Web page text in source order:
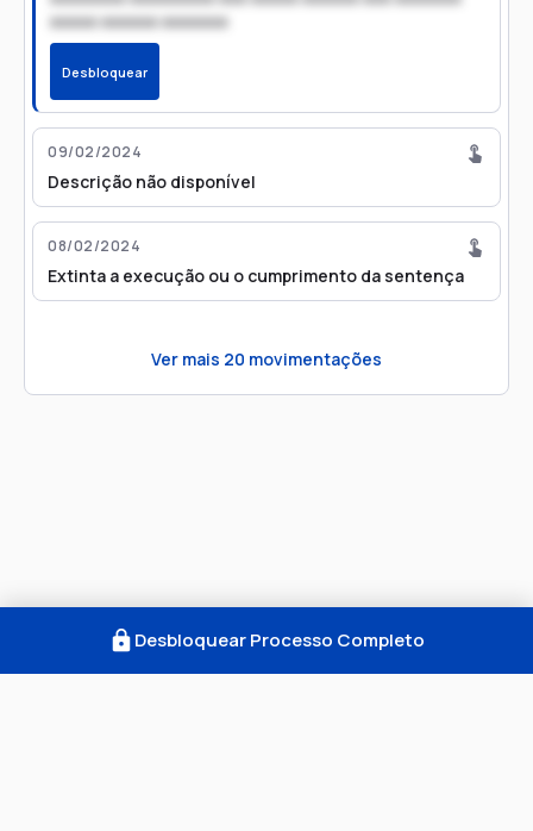
xxxxx xxxxxx xxxxxxx
Desbloquear
09/02/2024
Descrição não disponível
08/02/2024
Extinta a execução ou o cumprimento da sentença
Ver mais 20 movimentações
Desbloquear Processo Completo